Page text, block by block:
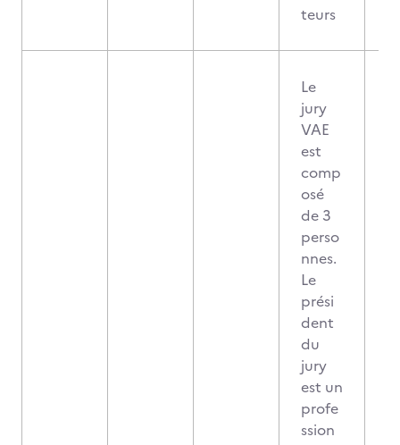
teurs
Le
jury
VAE
est
comp
osé
de 3
perso
nnes.
Le
prési
dent
du
jury
est un
profe
ssion